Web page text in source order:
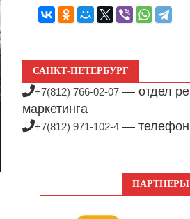
САНКТ-ПЕТЕРБУРГ
+7(812) 766-02-07 — отдел
маркетинга
+7(812) 971-102-4 — телефон
ПАРТНЕРЫ